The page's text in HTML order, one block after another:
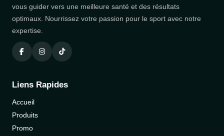
vous guider vers une meilleure santé et des résultats
optimaux. Nourrissez votre passion pour le sport avec notre
expertise.
Liens Rapides
Accueil
Produits
Promo